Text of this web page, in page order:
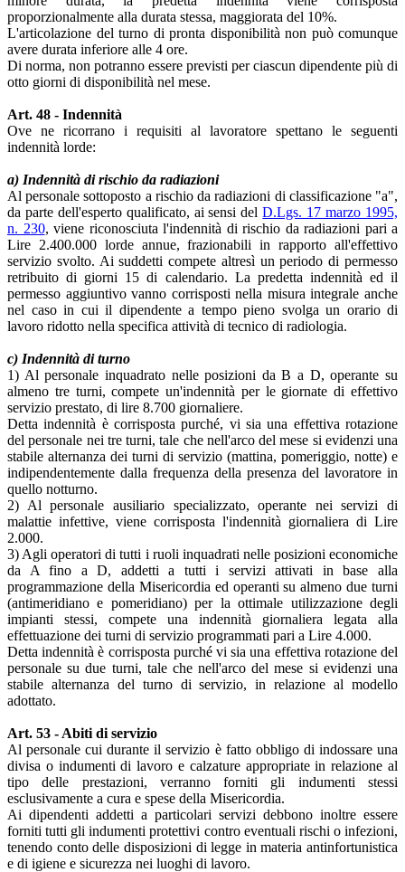
proporzionalmente alla durata stessa, maggiorata del 10%.
L'articolazione del turno di pronta disponibilità non può comunque
avere durata inferiore alle 4 ore.
Di norma, non potranno essere previsti per ciascun dipendente più di
otto giorni di disponibilità nel mese.
Art. 48 - Indennità
Ove ne ricorrano i requisiti al lavoratore spettano le seguenti
indennità lorde:
a) Indennità di rischio da radiazioni
Al personale sottoposto a rischio da radiazioni di classificazione "a",
da parte dell'esperto qualificato, ai sensi delD.Lgs. 17 marzo 1995,
n. 230, viene riconosciuta l'indennità di rischio da radiazioni pari a
Lire 2.400.000 lorde annue, frazionabili in rapporto all'effettivo
servizio svolto. Ai suddetti compete altresì un periodo di permesso
retribuito di giorni 15 di calendario. La predetta indennità ed il
permesso aggiuntivo vanno corrisposti nella misura integrale anche
nel caso in cui il dipendente a tempo pieno svolga un orario di
lavoro ridotto nella specifica attività di tecnico di radiologia.
c) Indennità di turno
1) Al personale inquadrato nelle posizioni da B a D, operante su
almeno tre turni, compete un'indennità per le giornate di effettivo
servizio prestato, di lire 8.700 giornaliere.
Detta indennità è corrisposta purché, vi sia una effettiva rotazione
del personale nei tre turni, tale che nell'arco del mese si evidenzi una
stabile alternanza dei turni di servizio (mattina, pomeriggio, notte) e
indipendentemente dalla frequenza della presenza del lavoratore in
quello notturno.
2) Al personale ausiliario specializzato, operante nei servizi di
malattie infettive, viene corrisposta l'indennità giornaliera di Lire
2.000.
3) Agli operatori di tutti i ruoli inquadrati nelle posizioni economiche
da A fino a D, addetti a tutti i servizi attivati in base alla
programmazione della Misericordia ed operanti su almeno due turni
(antimeridiano e pomeridiano) per la ottimale utilizzazione degli
impianti stessi, compete una indennità giornaliera legata alla
effettuazione dei turni di servizio programmati pari a Lire 4.000.
Detta indennità è corrisposta purché vi sia una effettiva rotazione del
personale su due turni, tale che nell'arco del mese si evidenzi una
stabile alternanza del turno di servizio, in relazione al modello
adottato.
Art. 53 - Abiti di servizio
Al personale cui durante il servizio è fatto obbligo di indossare una
divisa o indumenti di lavoro e calzature appropriate in relazione al
tipo delle prestazioni, verranno forniti gli indumenti stessi
esclusivamente a cura e spese della Misericordia.
Ai dipendenti addetti a particolari servizi debbono inoltre essere
forniti tutti gli indumenti protettivi contro eventuali rischi o infezioni,
tenendo conto delle disposizioni di legge in materia antinfortunistica
e di igiene e sicurezza nei luoghi di lavoro.